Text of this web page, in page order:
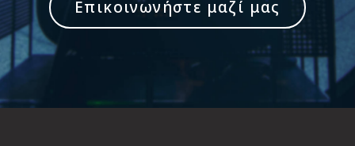
Επικοινωνήστε μαζί μας